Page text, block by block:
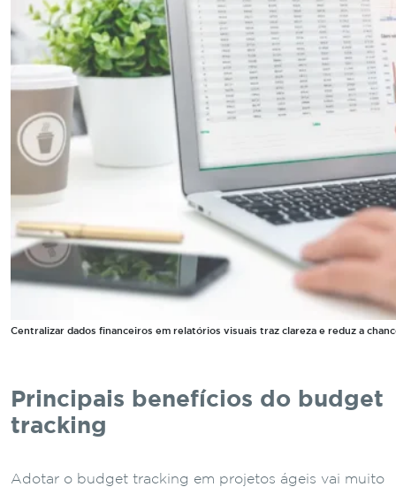
Centralizar dados financeiros em relatórios visuais traz clareza e reduz a
Principais benefícios do budget
tracking
Adotar o budget tracking em projetos ágeis vai muito